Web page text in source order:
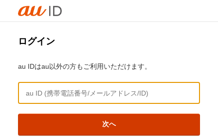
ログイン
au IDはau以外の方もご利用いただけます。
次へ